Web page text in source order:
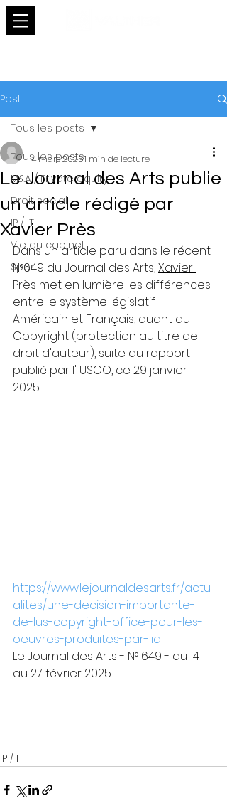
Post
Tous les posts
M&A / Private equity
Droit social
IP / IT
Vie du cabinet
Sport
Tous les posts
Le Journal des Arts publie
un article rédigé par
Xavier Près
.
4 mars 20251 min de lecture
Dans un article paru dans le récent
N°649 du Journal des Arts, Xavier
Près met en lumière les différences
entre le système législatif
Américain et Français, quant au
Copyright (protection au titre de
droit d'auteur), suite au rapport
publié par l' USCO, ce 29 janvier
2025.
https://www.lejournaldesarts.fr/actu
alites/une-decision-importante-
de-lus-copyright-office-pour-les-
oeuvres-produites-par-lia
Le Journal des Arts - N° 649 - du 14
au 27 février 2025
IP / IT